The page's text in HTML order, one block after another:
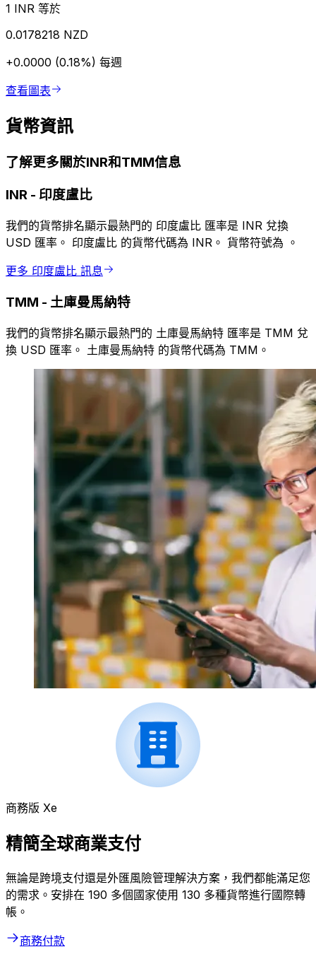
1 INR 等於
0.0178218 NZD
+0.0000 (0.18%) 每週
查看圖表
貨幣資訊
了解更多關於INR和TMM信息
INR - 印度盧比
我們的貨幣排名顯示最熱門的 印度盧比 匯率是 INR 兌換
USD 匯率。 印度盧比 的貨幣代碼為 INR。 貨幣符號為 ₹。
更多 印度盧比 訊息
TMM - 土庫曼馬納特
我們的貨幣排名顯示最熱門的 土庫曼馬納特 匯率是 TMM 兌
換 USD 匯率。 土庫曼馬納特 的貨幣代碼為 TMM。
商務版 Xe
精簡全球商業支付
無論是跨境支付還是外匯風險管理解決方案，我們都能滿足您
的需求。安排在 190 多個國家使用 130 多種貨幣進行國際轉
帳。
商務付款